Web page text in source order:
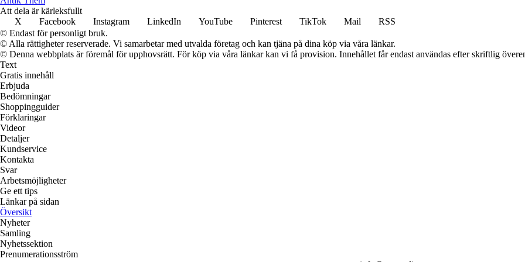
Att dela är kärleksfullt
X
Facebook Instagram LinkedIn YouTube Pinterest TikTok Mail
RSS
© Endast för personligt bruk.
© Alla rättigheter reserverade. Vi samarbetar med utvalda företag och kan tjäna på dina köp via våra länkar.
© Denna webbplats är föremål för upphovsrätt. För köp via våra länkar kan vi få provision. Innehållet får endast användas efter skriftlig
Text
Gratis innehåll
Erbjuda
Bedömningar
Shoppingguider
Förklaringar
Videor
Detaljer
Kundservice
Kontakta
Svar
Arbetsmöjligheter
Ge ett tips
Länkar på sidan
Översikt
Nyheter
Samling
Nyhetssektion
Prenumerationsström